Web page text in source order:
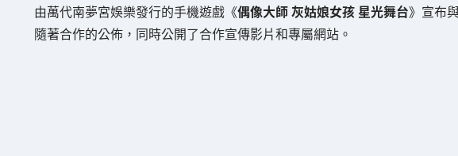
由萬代南夢宮娛樂發行的手機遊戲《偶像大師 灰姑娘女孩 星光舞台》宣布
隨著合作的公佈，同時公開了合作宣傳影片和專屬網站。